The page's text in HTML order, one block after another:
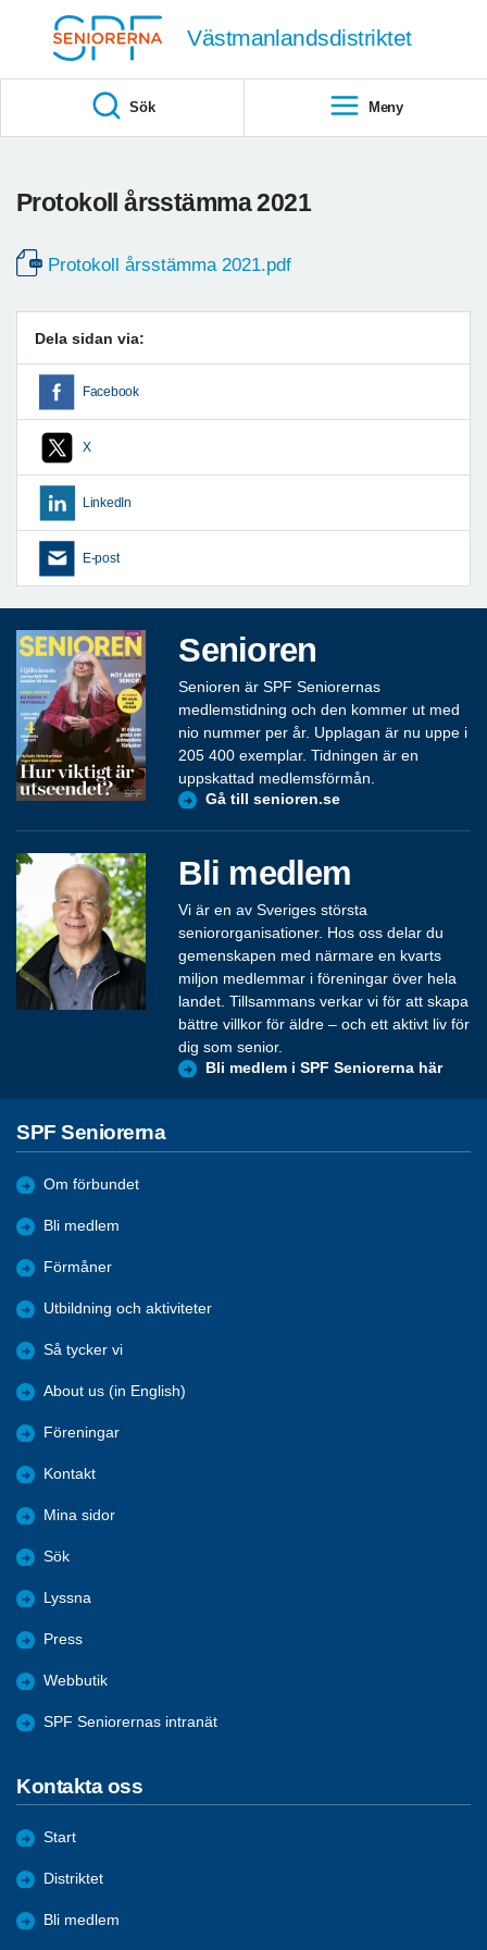
Västmanlandsdistriktet
Sök Meny
Protokoll årsstämma 2021
Protokoll årsstämma 2021.pdf
Dela sidan via:
Facebook
X
LinkedIn
E-post
Senioren
Senioren är SPF Seniorernas
medlemstidning och den kommer ut med
nio nummer per år. Upplagan är nu uppe i
205 400 exemplar. Tidningen är en
uppskattad medlemsförmån.
Gå till senioren.se
Bli medlem
Vi är en av Sveriges största
seniororganisationer. Hos oss delar du
gemenskapen med närmare en kvarts
miljon medlemmar i föreningar över hela
landet. Tillsammans verkar vi för att skapa
bättre villkor för äldre – och ett aktivt liv för
dig som senior.
Bli medlem i SPF Seniorerna här
SPF Seniorerna
Om förbundet
Bli medlem
Förmåner
Utbildning och aktiviteter
Så tycker vi
About us (in English)
Föreningar
Kontakt
Mina sidor
Sök
Lyssna
Press
Webbutik
SPF Seniorernas intranät
Kontakta oss
Start
Distriktet
Bli medlem